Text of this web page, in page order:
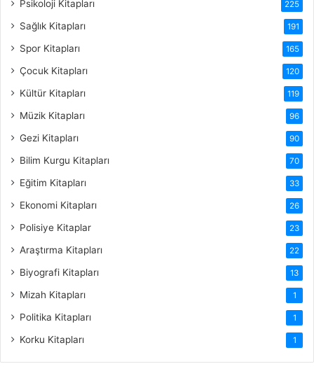
Psikoloji Kitapları 225
Sağlık Kitapları 191
Spor Kitapları 165
Çocuk Kitapları 120
Kültür Kitapları 119
Müzik Kitapları 96
Gezi Kitapları 90
Bilim Kurgu Kitapları 70
Eğitim Kitapları 33
Ekonomi Kitapları 26
Polisiye Kitaplar 23
Araştırma Kitapları 22
Biyografi Kitapları 13
Mizah Kitapları 1
Politika Kitapları 1
Korku Kitapları 1